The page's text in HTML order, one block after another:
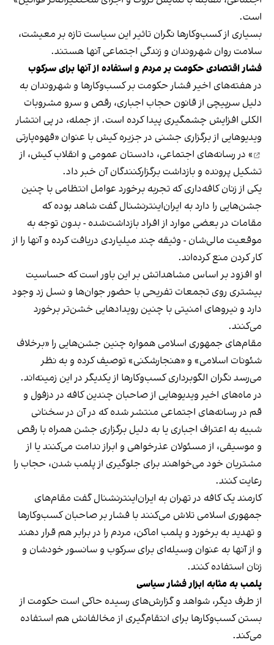
است.
بسیاری از کسب‌وکارها نگران تاثیر این سیاست‌ تازه بر معیشت،
سلامت روان شهروندان و زندگی اجتماعی آنها هستند.
فشار اقتصادی حکومت بر مردم و استفاده از آنها برای سرکوب
در هفته‌های اخیر فشار حکومت بر کسب‌وکارها و شهروندان به
دلیل سرپیچی از قانون حجاب اجباری، رقص و سرو مشروبات
الکلی افزایش چشمگیری پیدا کرده است. از جمله، در پی انتشار
ویدیوهایی از برگزاری جشنی در جزیره کیش با عنوان «قهوه‌پارتی
» در رسانه‌های اجتماعی، دادستان عمومی و انقلاب کیش، از
تشکیل پرونده و بازداشت برگزارکنندگان آن خبر داد.
یکی از زنان کافه‌داری که تجربه برخورد عوامل انتظامی با چنین
جشن‌هایی را دارد به ایران‌اینترنشنال گفت شاهد بوده که
مقامات در بعضی موارد از افراد بازداشت‌‌شده - بدون توجه به
موقعیت مالی‌شان - وثیقه چند میلیاردی دریافت کرده و آنها را از
کار کردن منع کرده‌اند.
او افزود بر اساس مشاهداتش بر این باور است که حساسیت
بیشتری روی تجمعات تفریحی با حضور جوان‌ها و نسل زد وجود
دارد و نیروهای امنیتی با چنین رویدادهایی خشن‌تر برخورد
می‌کنند.
مقام‌های جمهوری اسلامی همواره چنین جشن‌هایی را «برخلاف
شئونات اسلامی» و «هنجارشکنی» توصیف کرده و به نظر
می‌رسد نگران الگوبرداری کسب‌وکارها از یکدیگر در این زمینه‌اند.
در ماه‌های اخیر ویدیوهایی از صاحبان چندین کافه در دزفول و
قم در رسانه‌های اجتماعی منتشر شده که در آن در سخنانی
شبیه به اعتراف اجباری یا به دلیل برگزاری جشن همراه با رقص
و موسیقی، از مسئولان عذرخواهی و ابراز ندامت می‌کنند یا از
مشتریان خود می‌خواهند برای جلوگیری از پلمب شدن، حجاب را
رعایت کنند.
کارمند یک کافه در تهران به ایران‌اینترنشنال گفت مقام‌های
جمهوری اسلامی تلاش می‌کنند با فشار بر صاحبان کسب‌وکارها
و تهدید به برخورد و پلمب اماکن، مردم را در برابر هم قرار دهند
و از آنها به عنوان وسیله‌ای برای سرکوب و سانسور خودشان و
زنان استفاده کنند.
پلمب به مثابه ابزار فشار سیاسی
از طرف دیگر، شواهد و گزارش‌های رسیده حاکی است حکومت از
بستن کسب‌وکارها برای انتقام‌گیری از مخالفانش هم استفاده
می‌کند.